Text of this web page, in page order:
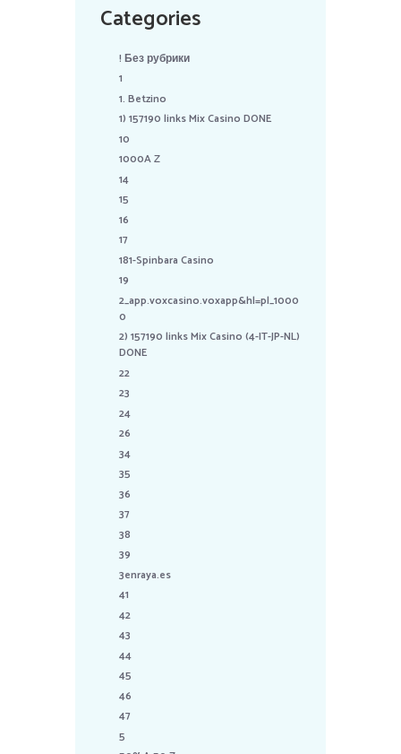
Categories
! Без рубрики
1
1. Betzino
1) 157190 links Mix Casino DONE
10
1000A Z
14
15
16
17
181-Spinbara Casino
19
2_app.voxcasino.voxapp&hl=pl_1000
0
2) 157190 links Mix Casino (4-IT-JP-NL)
DONE
22
23
24
26
34
35
36
37
38
39
3enraya.es
41
42
43
44
45
46
47
5